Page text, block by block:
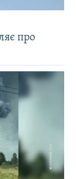
про